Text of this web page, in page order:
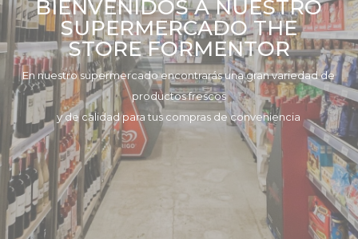
BIENVENIDOS A NUESTRO
SUPERMERCADO THE
STORE FORMENTOR
En nuestro supermercado encontrarás una gran variedad de
productos frescos
y de calidad para tus compras de conveniencia